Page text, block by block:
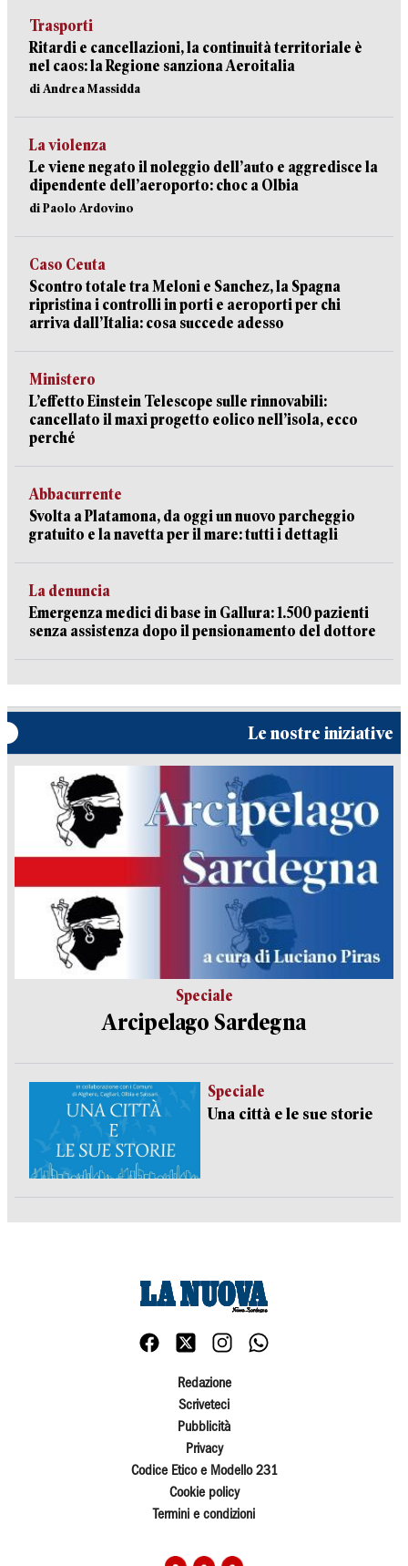
Trasporti
Ritardi e cancellazioni, la continuità territoriale è
nel caos: la Regione sanziona Aeroitalia
di Andrea Massidda
La violenza
Le viene negato il noleggio dell’auto e aggredisce la
dipendente dell’aeroporto: choc a Olbia
di Paolo Ardovino
Caso Ceuta
Scontro totale tra Meloni e Sanchez, la Spagna
ripristina i controlli in porti e aeroporti per chi
arriva dall’Italia: cosa succede adesso
Ministero
L’effetto Einstein Telescope sulle rinnovabili:
cancellato il maxi progetto eolico nell’isola, ecco
perché
Abbacurrente
Svolta a Platamona, da oggi un nuovo parcheggio
gratuito e la navetta per il mare: tutti i dettagli
La denuncia
Emergenza medici di base in Gallura: 1.500 pazienti
senza assistenza dopo il pensionamento del dottore
Le nostre iniziative
Speciale
Arcipelago Sardegna
Speciale
Una città e le sue storie
Redazione
Scriveteci
Pubblicità
Privacy
Codice Etico e Modello 231
Cookie policy
Termini e condizioni